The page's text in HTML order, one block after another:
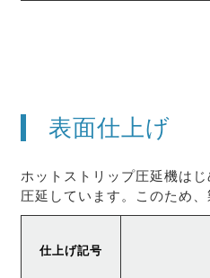
表面仕上げ
ホットストリップ圧延機は
圧延しています。このため
仕上げ記号